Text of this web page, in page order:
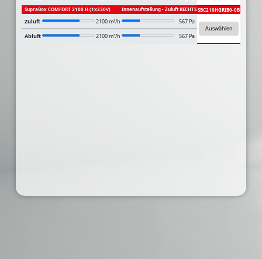
SupraBox COMFORT 2100 H (1x230V) Innenaufstellung - Zuluft RECHTS SBC210HGRIB0-0B
Zuluft 2100 m³/h
567 Pa
Auswählen
Abluft
2100 m³/h 567 Pa